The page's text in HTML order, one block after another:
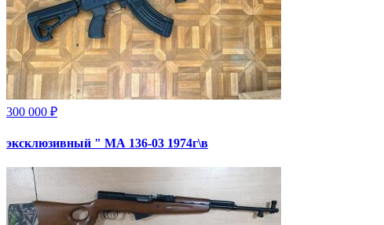
300 000 ₽
эксклюзивный " МА 136-03 1974г\в